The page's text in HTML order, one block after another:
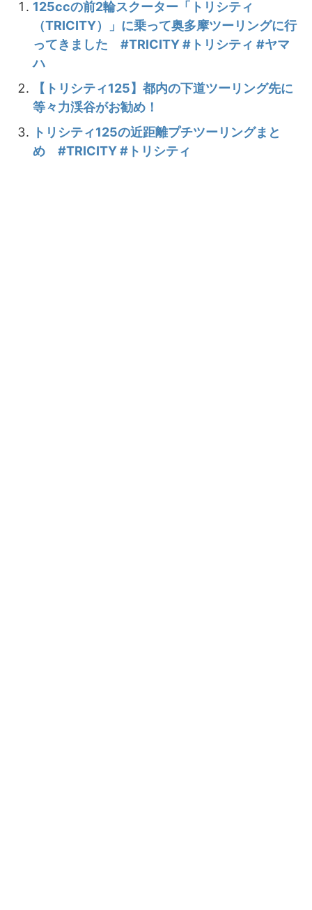
125ccの前2輪スクーター「トリシティ
（TRICITY）」に乗って奥多摩ツーリングに行
ってきました #TRICITY #トリシティ #ヤマ
ハ
【トリシティ125】都内の下道ツーリング先に
等々力渓谷がお勧め！
トリシティ125の近距離プチツーリングまと
め #TRICITY #トリシティ